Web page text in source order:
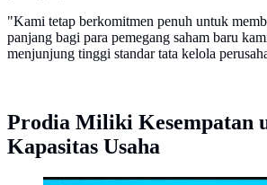
"Kami tetap berkomitmen penuh untuk
panjang bagi para pemegang saham baru
menjunjung tinggi standar tata kelola
Prodia Miliki Kesempatan
Kapasitas Usaha